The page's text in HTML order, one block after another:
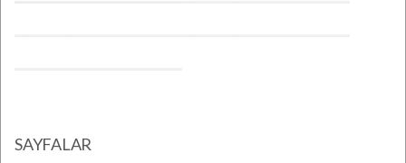
SAYFALAR